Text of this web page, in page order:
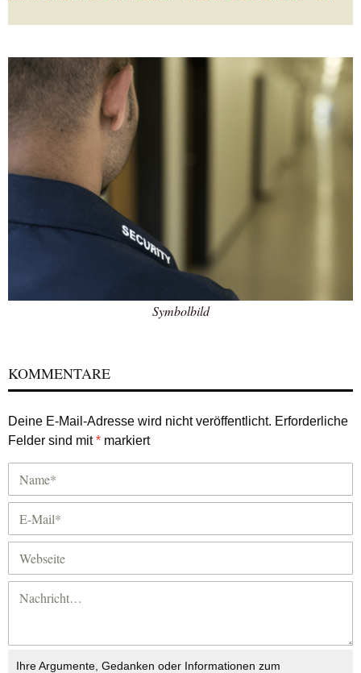
Symbolbild
KOMMENTARE
Deine E-Mail-Adresse wird nicht veröffentlicht. Erforderliche
Felder sind mit* markiert
Ihre Argumente, Gedanken oder Informationen zum